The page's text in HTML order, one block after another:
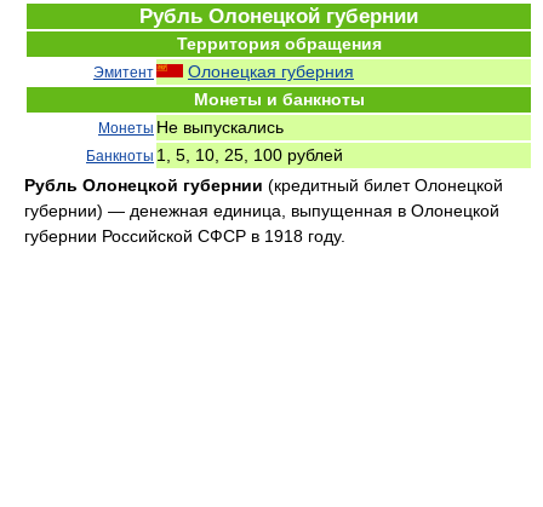
Рубль Олонецкой губернии
Территория обращения
Эмитент
Олонецкая губерния
Монеты и банкноты
Монеты Не выпускались
Банкноты 1, 5, 10, 25, 100 рублей
Рубль Олонецкой губернии (кредитный билет Олонецкой
губернии) — денежная единица, выпущенная в Олонецкой
губернии Российской СФСР в 1918 году.